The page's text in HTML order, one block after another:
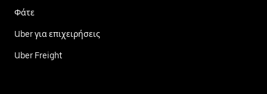
Φάτε
Uber για επιχειρήσεις
Uber Freight